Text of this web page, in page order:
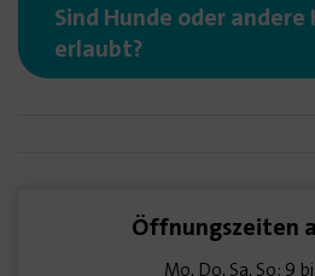
Öffnungszeiten
Mo, Do, Sa, So: 9
Sind Hunde oder
erlaubt?